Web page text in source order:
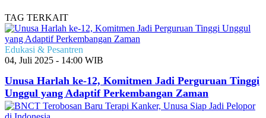
TAG TERKAIT
Edukasi & Pesantren
04, Juli 2025 - 14:00 WIB
Unusa Harlah ke-12, Komitmen Jadi Perguruan Tinggi
Unggul yang Adaptif Perkembangan Zaman